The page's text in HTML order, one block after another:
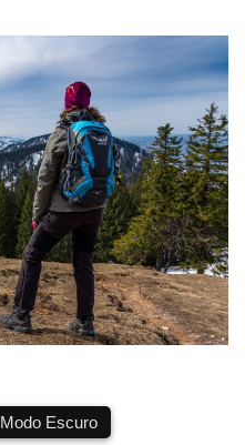
Modo Escuro